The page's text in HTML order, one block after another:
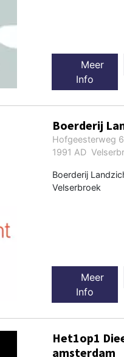
Meer
Info
Boerderij
Hofgeesterweg 6
1991 AD
Boerderij
Velserbroek
Meer
Info
Het1op1
amsterdam